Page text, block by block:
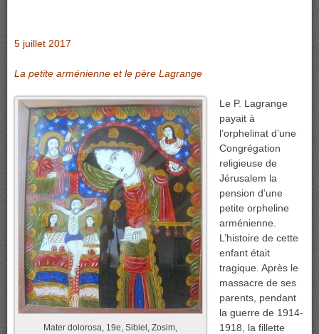
5 juillet 2017
La petite arménienne et le père Lagrange
Mater dolorosa, 19e, Sibiel, Zosim,
Le P. Lagrange
payait à
l’orphelinat d’une
Congrégation
religieuse de
Jérusalem la
pension d’une
petite orpheline
arménienne.
L’histoire de cette
enfant était
tragique. Après le
massacre de ses
parents, pendant
la guerre de 1914-
1918, la fillette